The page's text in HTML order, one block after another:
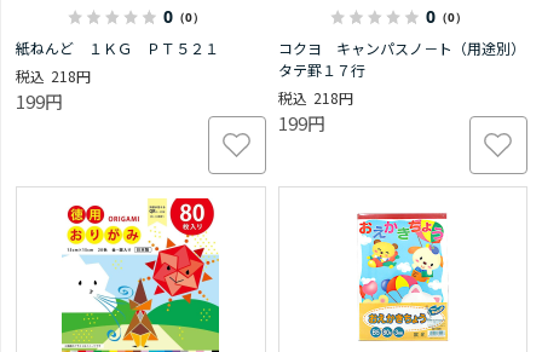
0 （0）
紙ねんど １ＫＧ ＰＴ５２１
218円
199円
0（0）
コクヨ キャンパスノ－ト（用途別）
タテ罫１７行
218円
199円